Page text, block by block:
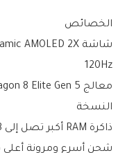
الخصائص
120Hz
النسخة
ذاكرة RAM أكبر تصل إلى 12GB
شحن أسرع ومرونة أعلى